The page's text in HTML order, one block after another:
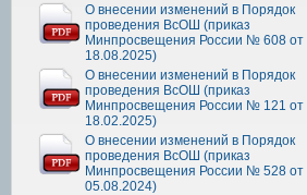
О внесении изменений в Порядок
проведения ВсОШ (приказ
Минпросвещения России № 608 от
18.08.2025)
О внесении изменений в Порядок
проведения ВсОШ (приказ
Минпросвещения России № 121 от
18.02.2025)
О внесении изменений в Порядок
проведения ВсОШ (приказ
Минпросвещения России № 528 от
05.08.2024)